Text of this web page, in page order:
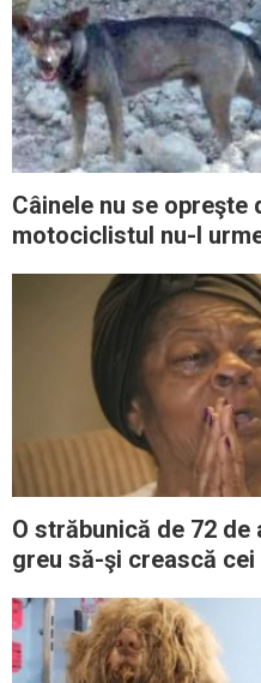
Câinele nu se opreşte
motociclistul nu-l
O străbunică de 72
greu să-şi crească